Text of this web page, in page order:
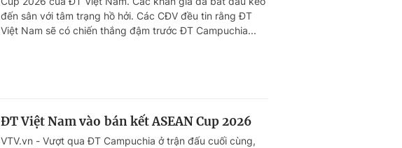
đến sân với tâm trạng hồ hởi. Các CĐV đều tin rằng ĐT
Việt Nam sẽ có chiến thắng đậm trước ĐT Campuchia...
ĐT Việt Nam vào bán kết ASEAN Cup 2026
VTV.vn - Vượt qua ĐT Campuchia ở trận đấu cuối cùng,